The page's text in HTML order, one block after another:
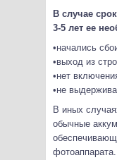
В случае
3-5 лет ее
•начались
•выход из
•нет
•не
В иных
обычные